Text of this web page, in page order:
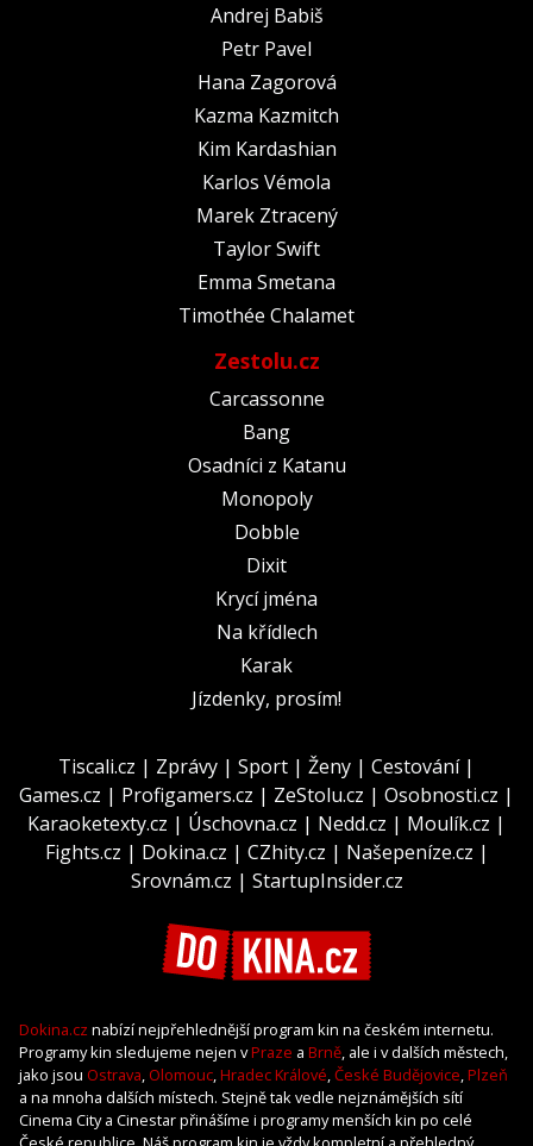
Andrej Babiš
Petr Pavel
Hana Zagorová
Kazma Kazmitch
Kim Kardashian
Karlos Vémola
Marek Ztracený
Taylor Swift
Emma Smetana
Timothée Chalamet
Zestolu.cz
Carcassonne
Bang
Osadníci z Katanu
Monopoly
Dobble
Dixit
Krycí jména
Na křídlech
Karak
Jízdenky, prosím!
Tiscali.cz | Zprávy | Sport | Ženy | Cestování|
Games.cz | Profigamers.cz | ZeStolu.cz | Osobnosti.cz |
Karaoketexty.cz | Úschovna.cz | Nedd.cz | Moulík.cz |
Fights.cz | Dokina.cz | CZhity.cz | Našepeníze.cz |
Srovnám.cz | StartupInsider.cz
Dokina.cz nabízí nejpřehlednější program kin na českém internetu.
Programy kin sledujeme nejen vPraze a Brně, ale i v dalších městech,
jako jsou Ostrava, Olomouc,Hradec Králové,České Budějovice,Plzeň
a na mnoha dalších místech. Stejně tak vedle nejznámějších sítí
Cinema City a Cinestar přinášíme i programy menších kin po celé